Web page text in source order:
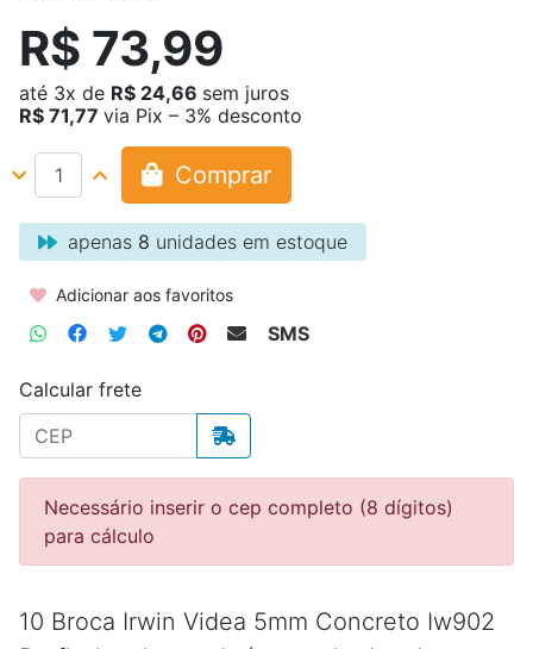
R$ 73,99
até 3x de R$ 24,66 sem juros
R$ 71,77 via Pix – 3% desconto
Comprar
apenas 8 unidades em estoque
Adicionar aos favoritos
SMS
Calcular frete
Necessário inserir o cep completo (8 dígitos)
para cálculo
10 Broca Irwin Videa 5mm Concreto Iw902